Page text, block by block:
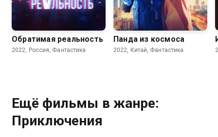
6.4
Обратимая реальность
2022, Россия, Фантастика
6.3 4.2
Панда из космоса
2022, Китай, Фантастика
Ещё фильмы в жанре:
Приключения